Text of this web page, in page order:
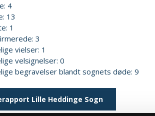
4
13
1
3
vielser: 1
velsignelser: 0
begravelser blandt sognets døde: 9
Lille Heddinge Sogn